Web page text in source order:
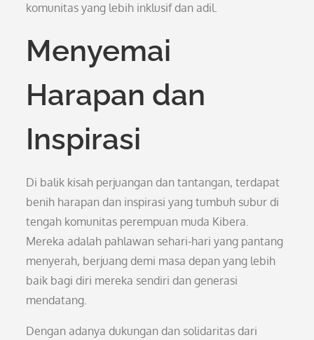
komunitas yang lebih inklusif dan adil.
Menyemai
Harapan dan
Inspirasi
Di balik kisah perjuangan dan tantangan, terdapat
benih harapan dan inspirasi yang tumbuh subur di
tengah komunitas perempuan muda Kibera.
Mereka adalah pahlawan sehari-hari yang pantang
menyerah, berjuang demi masa depan yang lebih
baik bagi diri mereka sendiri dan generasi
mendatang.
Dengan adanya dukungan dan solidaritas dari